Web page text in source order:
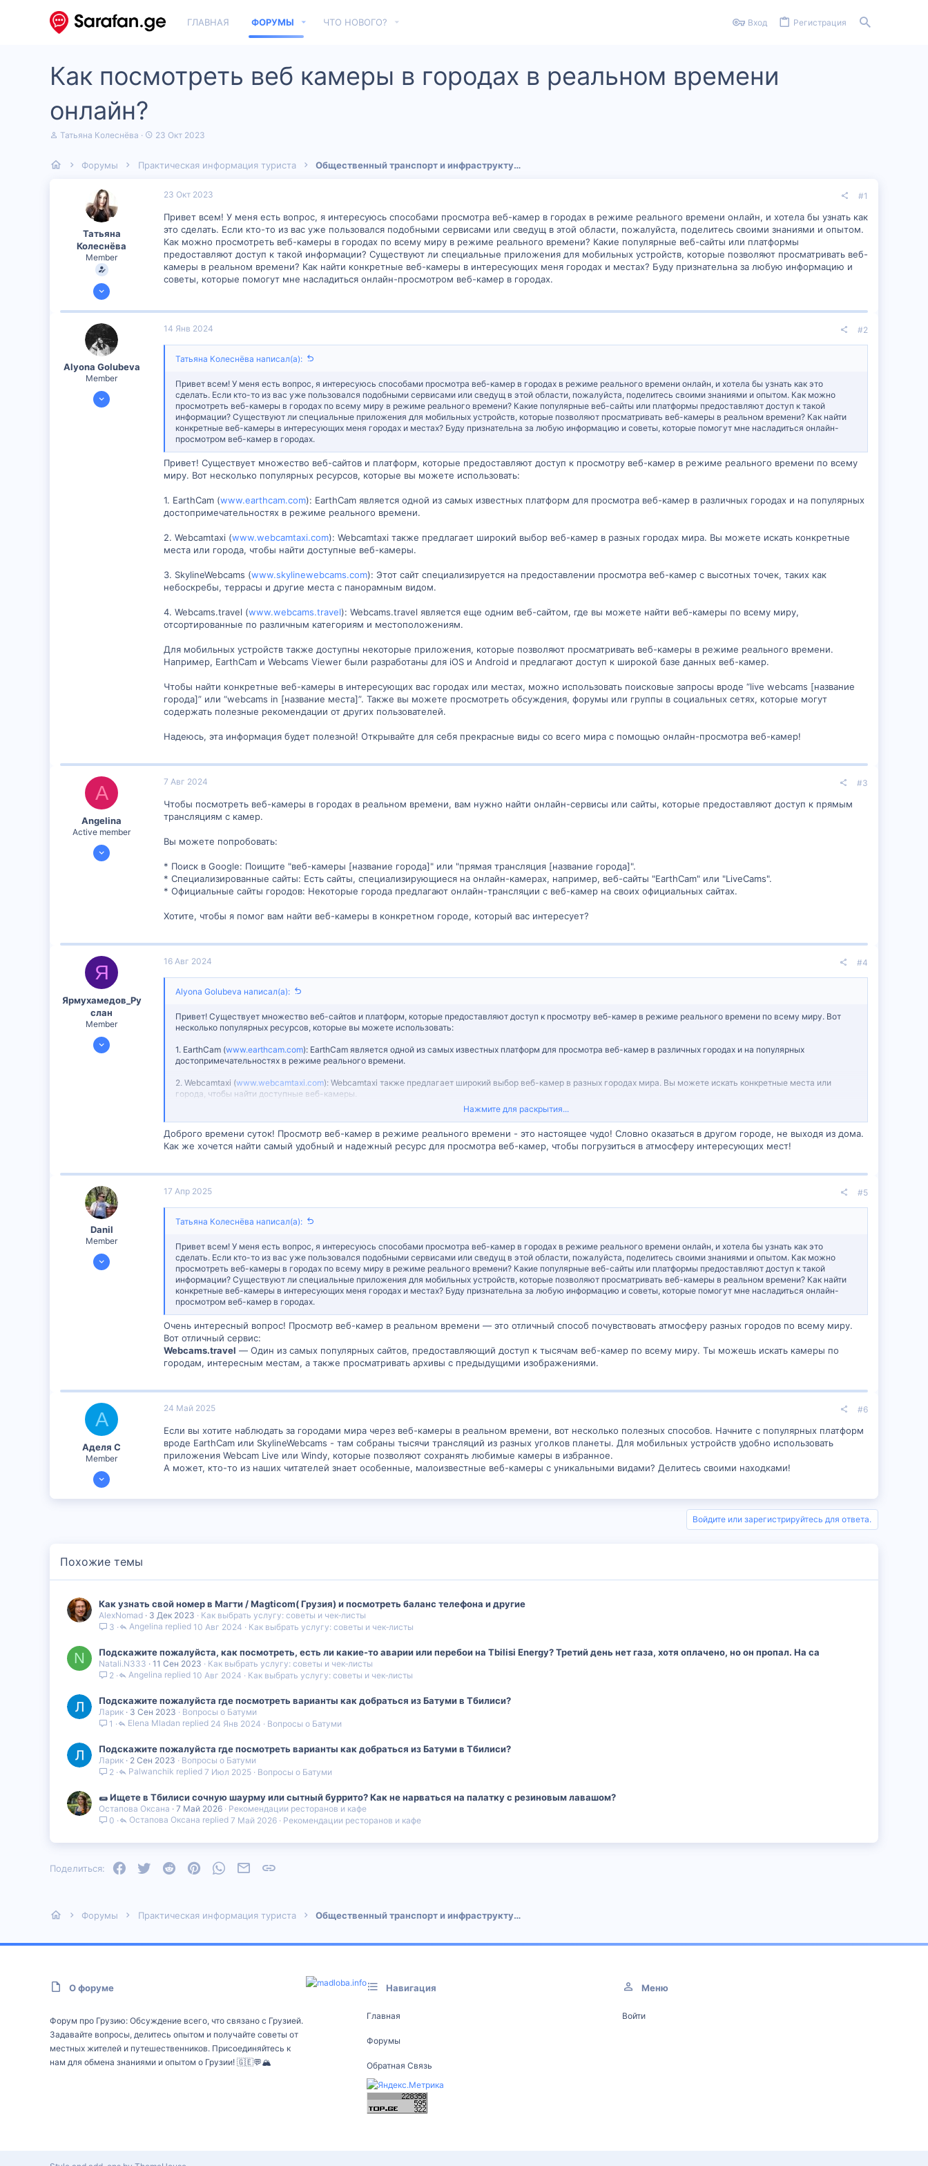
ГЛАВНАЯ ФОРУМЫ ЧТО НОВОГО? Вход Регистрация
Как посмотреть веб камеры в городах в реальном времени
онлайн?
А
о
Татьяна Колеснёва
Д
а
23 Окт 2023
Форумы Практическая информация туриста Общественный транспорт и инфраструктура
Татьяна
Колеснёва
Member
19 Окт 2023
23 Окт 2023 #1
Привет всем! У меня есть вопрос, я интересуюсь способами просмотра веб-камер в городах в режиме реального времени онлайн, и хотела бы узнать как
это сделать. Если кто-то из вас уже пользовался подобными сервисами или сведущ в этой области, пожалуйста, поделитесь своими знаниями и опытом.
Как можно просмотреть веб-камеры в городах по всему миру в режиме реального времени? Какие популярные веб-сайты или платформы
предоставляют доступ к такой информации? Существуют ли специальные приложения для мобильных устройств, которые позволяют просматривать веб-
камеры в реальном времени? Как найти конкретные веб-камеры в интересующих меня городах и местах? Буду признательна за любую информацию и
советы, которые помогут мне насладиться онлайн-просмотром веб-камер в городах.
Alyona Golubeva
Member
11 Янв 2024
14 Янв 2024 #2
Татьяна Колеснёва написал(а):
Привет всем! У меня есть вопрос, я интересуюсь способами просмотра веб-камер в городах в режиме реального времени онлайн, и хотела бы узнать как это
сделать. Если кто-то из вас уже пользовался подобными сервисами или сведущ в этой области, пожалуйста, поделитесь своими знаниями и опытом. Как можно
просмотреть веб-камеры в городах по всему миру в режиме реального времени? Какие популярные веб-сайты или платформы предоставляют доступ к такой
информации? Существуют ли специальные приложения для мобильных устройств, которые позволяют просматривать веб-камеры в реальном времени? Как найти
конкретные веб-камеры в интересующих меня городах и местах? Буду признательна за любую информацию и советы, которые помогут мне насладиться онлайн-
просмотром веб-камер в городах.
Привет! Существует множество веб-сайтов и платформ, которые предоставляют доступ к просмотру веб-камер в режиме реального времени по всему
миру. Вот несколько популярных ресурсов, которые вы можете использовать:
1. EarthCam (www.earthcam.com): EarthCam является одной из самых известных платформ для просмотра веб-камер в различных городах и на популярных
достопримечательностях в режиме реального времени.
2. Webcamtaxi (www.webcamtaxi.com): Webcamtaxi также предлагает широкий выбор веб-камер в разных городах мира. Вы можете искать конкретные
места или города, чтобы найти доступные веб-камеры.
3. SkylineWebcams (www.skylinewebcams.com): Этот сайт специализируется на предоставлении просмотра веб-камер с высотных точек, таких как
небоскребы, террасы и другие места с панорамным видом.
4. Webcams.travel (www.webcams.travel): Webcams.travel является еще одним веб-сайтом, где вы можете найти веб-камеры по всему миру,
отсортированные по различным категориям и местоположениям.
Для мобильных устройств также доступны некоторые приложения, которые позволяют просматривать веб-камеры в режиме реального времени.
Например, EarthCam и Webcams Viewer были разработаны для iOS и Android и предлагают доступ к широкой базе данных веб-камер.
Чтобы найти конкретные веб-камеры в интересующих вас городах или местах, можно использовать поисковые запросы вроде “live webcams [название
города]” или “webcams in [название места]”. Также вы можете просмотреть обсуждения, форумы или группы в социальных сетях, которые могут
содержать полезные рекомендации от других пользователей.
Надеюсь, эта информация будет полезной! Открывайте для себя прекрасные виды со всего мира с помощью онлайн-просмотра веб-камер!
A
Angelina
Active member
24 Июл 2024
7 Авг 2024 #3
Чтобы посмотреть веб-камеры в городах в реальном времени, вам нужно найти онлайн-сервисы или сайты, которые предоставляют доступ к прямым
трансляциям с камер.
Вы можете попробовать:
* Поиск в Google: Поищите "веб-камеры [название города]" или "прямая трансляция [название города]".
* Специализированные сайты: Есть сайты, специализирующиеся на онлайн-камерах, например, веб-сайты "EarthCam" или "LiveCams".
* Официальные сайты городов: Некоторые города предлагают онлайн-трансляции с веб-камер на своих официальных сайтах.
Хотите, чтобы я помог вам найти веб-камеры в конкретном городе, который вас интересует?
Я
Ярмухамедов_Ру
слан
Member
10 Авг 2024
16 Авг 2024 #4
Alyona Golubeva написал(а):
Привет! Существует множество веб-сайтов и платформ, которые предоставляют доступ к просмотру веб-камер в режиме реального времени по всему миру. Вот
несколько популярных ресурсов, которые вы можете использовать:
1. EarthCam (www.earthcam.com): EarthCam является одной из самых известных платформ для просмотра веб-камер в различных городах и на популярных
достопримечательностях в режиме реального времени.
2. Webcamtaxi (www.webcamtaxi.com): Webcamtaxi также предлагает широкий выбор веб-камер в разных городах мира. Вы можете искать конкретные места или
города, чтобы найти доступные веб-камеры.
): Этот сайт специализируется на предоставлении просмотра веб-камер с высотных точек, таких как небоскребы,
4. Webcams.travel ( www.webcams.travel ): Webcams.travel является еще одним веб-сайтом, где вы можете найти веб-камеры по всему миру, отсортированные по
EarthCam и Webcams Viewer были разработаны для iOS и Android и предлагают доступ к широкой базе данных веб-камер.
Чтобы найти конкретные веб-камеры в интересующих вас городах или местах, можно использовать поисковые запросы вроде “live webcams [название города]” или
“webcams in [название места]”. Также вы можете просмотреть обсуждения, форумы или группы в социальных сетях, которые могут содержать полезные
Надеюсь, эта информация будет полезной! Открывайте для себя прекрасные виды со всего мира с помощью онлайн-просмотра веб-камер!
Нажмите для раскрытия...
Доброго времени суток! Просмотр веб-камер в режиме реального времени - это настоящее чудо! Словно оказаться в другом городе, не выходя из дома.
Как же хочется найти самый удобный и надежный ресурс для просмотра веб-камер, чтобы погрузиться в атмосферу интересующих мест!
Danil
Member
13 Апр 2025
17 Апр 2025 #5
Татьяна Колеснёва написал(а):
Привет всем! У меня есть вопрос, я интересуюсь способами просмотра веб-камер в городах в режиме реального времени онлайн, и хотела бы узнать как это
сделать. Если кто-то из вас уже пользовался подобными сервисами или сведущ в этой области, пожалуйста, поделитесь своими знаниями и опытом. Как можно
просмотреть веб-камеры в городах по всему миру в режиме реального времени? Какие популярные веб-сайты или платформы предоставляют доступ к такой
информации? Существуют ли специальные приложения для мобильных устройств, которые позволяют просматривать веб-камеры в реальном времени? Как найти
конкретные веб-камеры в интересующих меня городах и местах? Буду признательна за любую информацию и советы, которые помогут мне насладиться онлайн-
просмотром веб-камер в городах.
Очень интересный вопрос! Просмотр веб-камер в реальном времени — это отличный способ почувствовать атмосферу разных городов по всему миру.
Вот отличный сервис:
Webcams.travel — Один из самых популярных сайтов, предоставляющий доступ к тысячам веб-камер по всему миру. Ты можешь искать камеры по
городам, интересным местам, а также просматривать архивы с предыдущими изображениями.
А
Аделя С
Member
21 Май 2025
24 Май 2025 #6
Если вы хотите наблюдать за городами мира через веб-камеры в реальном времени, вот несколько полезных способов. Начните с популярных платформ
вроде EarthCam или SkylineWebcams - там собраны тысячи трансляций из разных уголков планеты. Для мобильных устройств удобно использовать
приложения Webcam Live или Windy, которые позволяют сохранять любимые камеры в избранное.
А может, кто-то из наших читателей знает особенные, малоизвестные веб-камеры с уникальными видами? Делитесь своими находками!
Войдите или зарегистрируйтесь для ответа.
Похожие темы
Как узнать свой номер в Магти / Magticom( Грузия) и посмотреть баланс телефона и другие
AlexNomad 3 Дек 2023
Как выбрать услугу: советы и чек‑листы
3
Как выбрать услугу: советы и чек‑листы
10 Авг 2024
Angelina
N Подскажите пожалуйста, как посмотреть, есть ли какие-то аварии или перебои на Tbilisi Energy? Третий день нет газа, хотя оплачено, но он пропал. На са
Natali.N333 11 Сен 2023
Как выбрать услугу: советы и чек‑листы
2
Как выбрать услугу: советы и чек‑листы
10 Авг 2024
Angelina
Подскажите пожалуйста где посмотреть варианты как добраться из Батуми в Тбилиси?
Ларик 3 Сен 2023
Вопросы о Батуми
1
Вопросы о Батуми
24 Янв 2024
Elena Mladan
Подскажите пожалуйста где посмотреть варианты как добраться из Батуми в Тбилиси?
Ларик 2 Сен 2023
Вопросы о Батуми
2
Вопросы о Батуми
7 Июл 2025
Palwanchik
🌯 Ищете в Тбилиси сочную шаурму или сытный буррито? Как не нарваться на палатку с резиновым лавашом?
Остапова Оксана 7 Май 2026
Рекомендации ресторанов и кафе
0
Рекомендации ресторанов и кафе
7 Май 2026
Остапова Оксана
Поделиться: Facebook
Twitter Reddit PinterestWhatsAppЭлектронная почта
Форумы Практическая информация туриста Общественный транспорт и инфраструктура
О форуме
Форум про Грузию: Обсуждение всего, что связано с Грузией.
Задавайте вопросы, делитесь опытом и получайте советы от
местных жителей и путешественников. Присоединяйтесь к
нам для обмена знаниями и опытом о Грузии! 🇬🇪💬🏔️
Навигация
Главная
Форумы
Обратная Связь
Меню
Войти